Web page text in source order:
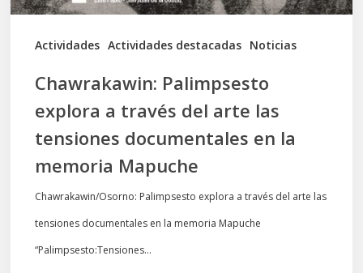
Actividades Actividades destacadas Noticias
tensiones
documentales
memoria
Mapuche
Chawrakawin: Palimpsesto
explora a través del arte las
tensiones documentales en la
memoria Mapuche
Chawrakawin/Osorno: Palimpsesto explora a través del arte las
tensiones documentales en la memoria Mapuche
“Palimpsesto:Tensiones…